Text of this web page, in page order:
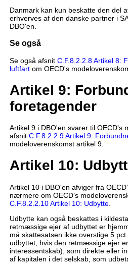
Danmark kan kun beskatte den del
erhverves af den danske partner i
DBO'en.
Se også
Se også afsnit C.F.8.2.2.8 Artikel 8:
luftfartom OECD's
Artikel 9:
foretagender
Artikel 9 i DBO'en svarer til OECD's
afsnit C.F.8.2.2.9 Artikel 9:
modeloverenskomst artikel 9.
Artikel 10:
Artikel 10 i DBO'en afviger fra
nærmere om OECD’s
C.F.8.2.2.10 Artikel 10: Udbytte.
Udbytte kan også beskattes i
retmæssige ejer af udbyttet er
må skattesatsen ikke overstige 5
udbyttet, hvis den retmæssige ejer
interessentskab), som direkte eller
af kapitalen i det selskab, som